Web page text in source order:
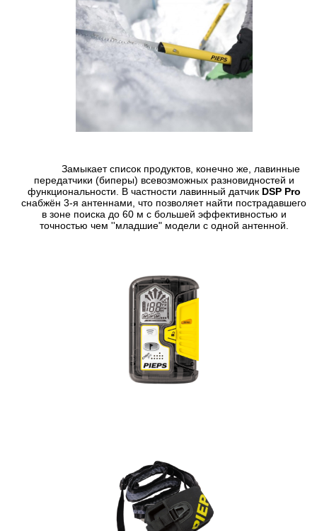
Замыкает список продуктов, конечно же, лавинные
передатчики (биперы) всевозможных разновидностей и
функциональности. В частности лавинный датчик DSP Pro
снабжён 3-я антеннами, что позволяет найти пострадавшего
в зоне поиска до 60 м с большей эффективностью и
точностью чем ''младшие" модели с одной антенной.